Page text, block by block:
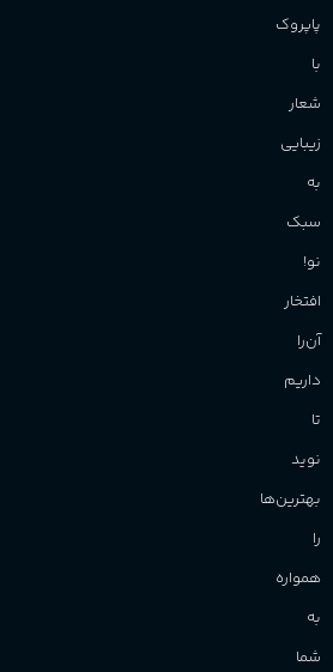
پاپروک
با
شعار
زیبایی
به
سبک
نو!
افتخار
آن‌را
داریم
تا
نوید
بهترین‌ها
را
همواره
به
شما